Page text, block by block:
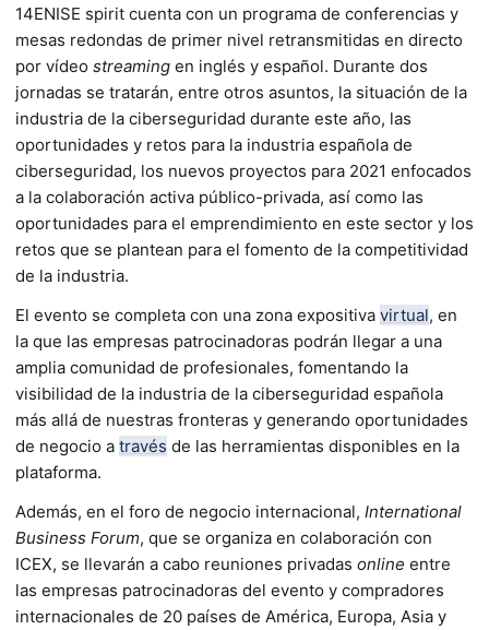
14ENISE spirit cuenta con un programa de conferencias y
mesas redondas de primer nivel retransmitidas en directo
por vídeo streaming en inglés y español. Durante dos
jornadas se tratarán, entre otros asuntos, la situación de la
industria de la ciberseguridad durante este año, las
oportunidades y retos para la industria española de
ciberseguridad, los nuevos proyectos para 2021 enfocados
a la colaboración activa público-privada, así como las
oportunidades para el emprendimiento en este sector y los
retos que se plantean para el fomento de la competitividad
de la industria.
El evento se completa con una zona expositiva virtual, en
la que las empresas patrocinadoras podrán llegar a una
amplia comunidad de profesionales, fomentando la
visibilidad de la industria de la ciberseguridad española
más allá de nuestras fronteras y generando oportunidades
de negocio a través de las herramientas disponibles en la
plataforma.
Además, en el foro de negocio internacional, International
Business Forum, que se organiza en colaboración con
ICEX, se llevarán a cabo reuniones privadas online entre
las empresas patrocinadoras del evento y compradores
internacionales de 20 países de América, Europa, Asia y